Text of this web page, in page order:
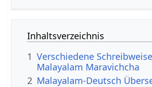
Inhaltsverzeichnis
1 Verschiedene
Malayalam Maravichcha
2 Malayalam-Deutsch